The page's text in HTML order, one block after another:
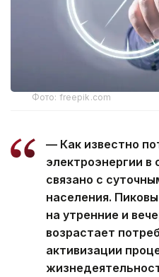
Фото: freepik.com
— Как известно
электроэнергии
связано с
населения.
на утренние и
возрастает
активизации